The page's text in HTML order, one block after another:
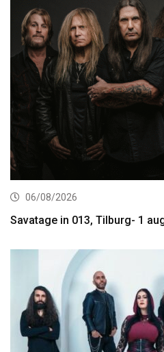
06/08/2026
Savatage in 013, Tilburg- 1